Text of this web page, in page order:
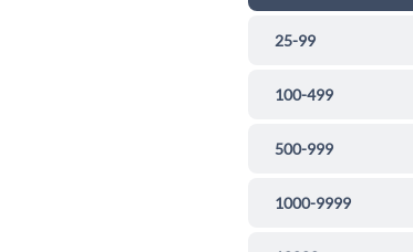
25-99
100-499
500-999
1000-9999